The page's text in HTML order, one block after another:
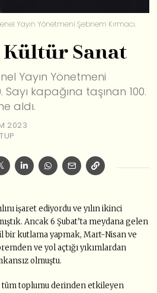
Yayın Yönetmeni Şebnem Kırmacı.
Sanat
Yayın Yönetmeni
Sayı kapağına taşınan 100.
aldı.
2023
işaret ediyordu ve yılın ikinci
Ancak 6 Şubat’ta meydana gelen
bir kutlama yapmak, Mart-Nisan ve
ve yol açtığı yıkımlardan
olmuştu.
toplumu derinden etkileyen